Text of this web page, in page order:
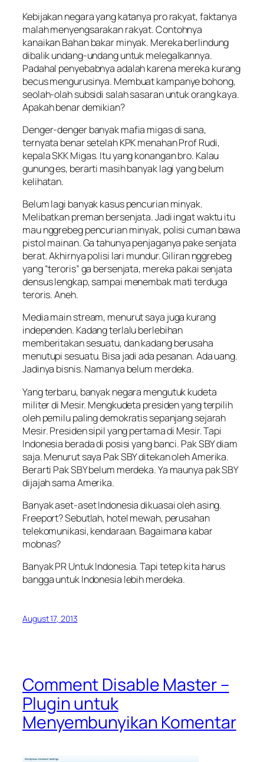
Kebijakan negara yang katanya pro rakyat, faktanya
malah menyengsarakan rakyat. Contohnya
kanaikan Bahan bakar minyak. Mereka berlindung
dibalik undang-undang untuk melegalkannya.
Padahal penyebabnya adalah karena mereka kurang
becus mengurusinya. Membuat kampanye bohong,
seolah-olah subsidi salah sasaran untuk orang kaya.
Apakah benar demikian?
Denger-denger banyak mafia migas di sana,
ternyata benar setelah KPK menahan Prof Rudi,
kepala SKK Migas. Itu yang konangan bro. Kalau
gunung es, berarti masih banyak lagi yang belum
kelihatan.
Belum lagi banyak kasus pencurian minyak.
Melibatkan preman bersenjata. Jadi ingat waktu itu
mau nggrebeg pencurian minyak, polisi cuman bawa
pistol mainan. Ga tahunya penjaganya pake senjata
berat. Akhirnya polisi lari mundur. Giliran nggrebeg
yang “teroris” ga bersenjata, mereka pakai senjata
densus lengkap, sampai menembak mati terduga
teroris. Aneh.
Media main stream, menurut saya juga kurang
independen. Kadang terlalu berlebihan
memberitakan sesuatu, dan kadang berusaha
menutupi sesuatu. Bisa jadi ada pesanan. Ada uang.
Jadinya bisnis. Namanya belum merdeka.
Yang terbaru, banyak negara mengutuk kudeta
militer di Mesir. Mengkudeta presiden yang terpilih
oleh pemilu paling demokratis sepanjang sejarah
Mesir. Presiden sipil yang pertama di Mesir. Tapi
Indonesia berada di posisi yang banci. Pak SBY diam
saja. Menurut saya Pak SBY ditekan oleh Amerika.
Berarti Pak SBY belum merdeka. Ya maunya pak SBY
dijajah sama Amerika.
Banyak aset-aset Indonesia dikuasai oleh asing.
Freeport? Sebutlah, hotel mewah, perusahan
telekomunikasi, kendaraan. Bagaimana kabar
mobnas?
Banyak PR Untuk Indonesia. Tapi tetep kita harus
bangga untuk Indonesia lebih merdeka.
August 17, 2013
Comment Disable Master –
Plugin untuk
Menyembunyikan Komentar